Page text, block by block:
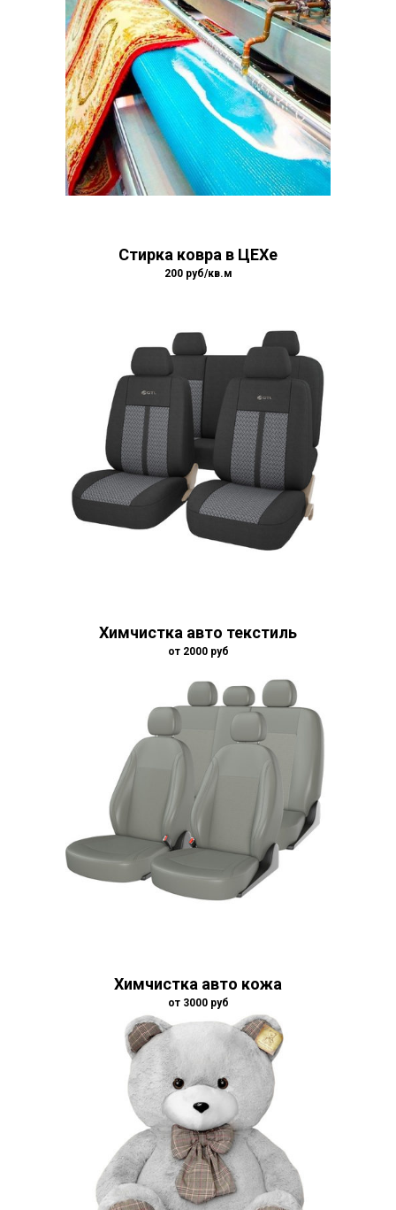
Стирка ковра в ЦЕХе
200 руб/кв.м
Химчистка авто текстиль
от 2000 руб
Химчистка авто кожа
от 3000 руб